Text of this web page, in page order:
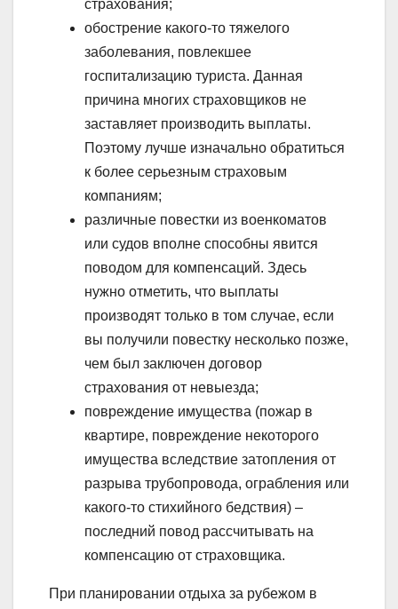
страхования;
обострение какого-то тяжелого
заболевания, повлекшее
госпитализацию туриста. Данная
причина многих страховщиков не
заставляет производить выплаты.
Поэтому лучше изначально обратиться
к более серьезным страховым
компаниям;
различные повестки из военкоматов
или судов вполне способны явится
поводом для компенсаций. Здесь
нужно отметить, что выплаты
производят только в том случае, если
вы получили повестку несколько позже,
чем был заключен договор
страхования от невыезда;
повреждение имущества (пожар в
квартире, повреждение некоторого
имущества вследствие затопления от
разрыва трубопровода, ограбления или
какого-то стихийного бедствия) –
последний повод рассчитывать на
компенсацию от страховщика.
При планировании отдыха за рубежом в